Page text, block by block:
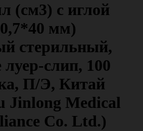
(см3) с иглой
мм)
стерильный,
луер-слип, 100
П/Э, Китай
Jinlong Medical
Co. Ltd.)